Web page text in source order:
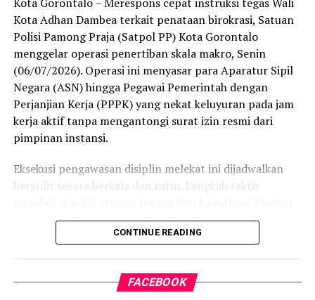
menembus kategori “Unggul”. Sementara kabupaten lain
di Gorontalo masih berada pada kategori “Berkembang”
hingga menuju “Unggul”.
“Alhamdulillah, nilai IKAD Kota Gorontalo tercatat yang
tertinggi di kawasan SulutGo sebagaimana dipaparkan
dalam Rakorwil TPAKD,” ungkap Wawali Indra Gobel
usai kegiatan.
tingkat keterjangkauan, pemanfaatan, serta inklusivitas
Predikat “Unggul” yang diraih Pemerintahan AIR
menjadi indikator kuat atas keberhasilan pemerintah
daerah dalam mendorong masyarakat agar makin
mudah, merata, dan aman dalam mengakses berbagai
Kota Adhan Dambea terkait penataan birokrasi, Satuan
Polisi Pamong Praja (Satpol PP) Kota Gorontalo
menggelar operasi penertiban skala makro, Senin
(06/07/2026). Operasi ini menyasar para Aparatur Sipil
Negara (ASN) hingga Pegawai Pemerintah dengan
Perjanjian Kerja (PPPK) yang nekat keluyuran pada jam
kerja aktif tanpa mengantongi surat izin resmi dari
pimpinan instansi.
Eksekusi pengawasan disiplin melekat ini dijadwalkan
bergulir secara berkala dan rutin. Langkah taktis
Gorontalo dalam mengerek indeks kinerja pegawai serta
memulihkan marwah kedisiplinan korps abdi negara.
tersebut, armada penegak perda berhasil menjaring
CONTINUE READING
FACEBOOK